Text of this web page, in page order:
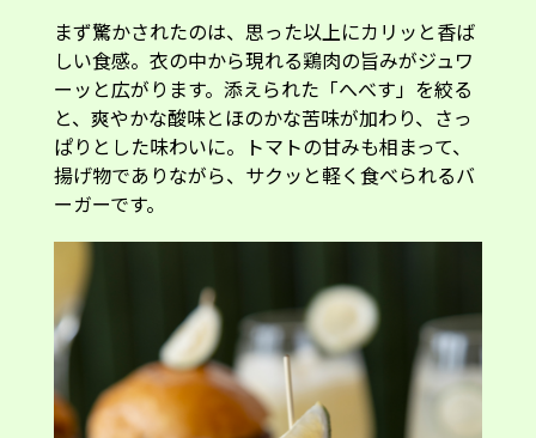
まず驚かされたのは、思った以上にカリッと香ば
しい食感。衣の中から現れる鶏肉の旨みがジュワ
ーッと広がります。添えられた「へべす」を絞る
と、爽やかな酸味とほのかな苦味が加わり、さっ
ぱりとした味わいに。トマトの甘みも相まって、
揚げ物でありながら、サクッと軽く食べられるバ
ーガーです。